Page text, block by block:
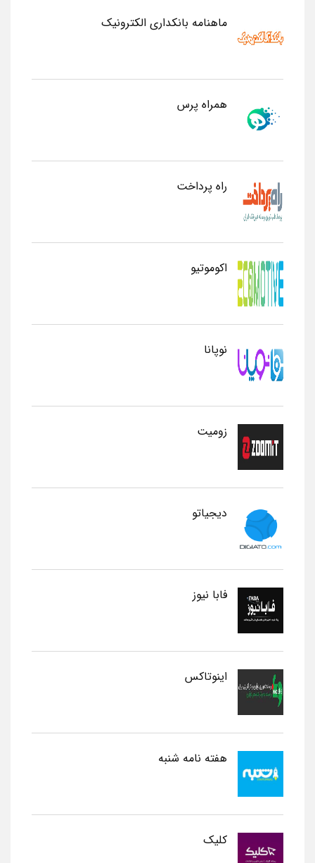
ماهنامه بانکداری الکترونیک
همراه پرس
راه پرداخت
اکوموتیو
نوپانا
زومیت
دیجیاتو
فابا نیوز
اینوتاکس
هفته نامه شنبه
کلیک